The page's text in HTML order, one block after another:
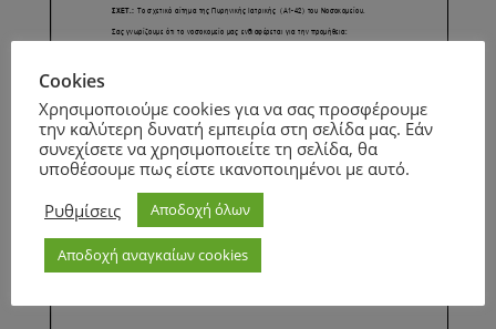
Cookies
Χρησιμοποιούμε cookies για να σας προσφέρουμε
την καλύτερη δυνατή εμπειρία στη σελίδα μας. Εάν
συνεχίσετε να χρησιμοποιείτε τη σελίδα, θα
υποθέσουμε πως είστε ικανοποιημένοι με αυτό.
Ρυθμίσεις
Αποδοχή όλων
Αποδοχή αναγκαίων cookies